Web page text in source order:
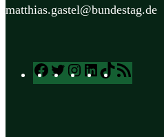
matthias.gastel@bundestag.de
Facebook
TwitterInstagram
LinkedIn
TikTok